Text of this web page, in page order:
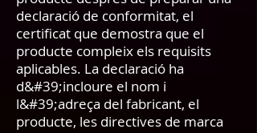
declaració de conformitat, el
certificat que demostra que el
producte compleix els requisits
aplicables. La declaració ha
d&#39;incloure el nom i
l&#39;adreça del fabricant, el
producte, les directives de marca